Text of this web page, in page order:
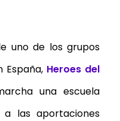
uno de los grupos
España, Heroes del
una escuela
a las aportaciones